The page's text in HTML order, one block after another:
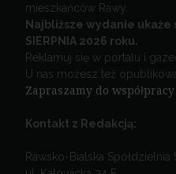
mieszkańców Rawy.
Najbliższe wydanie
SIERPNIA 2026 roku.
Reklamuj się w portalu i
U nas możesz też
Zapraszamy do współpracy.
Kontakt z Redakcją:
Rawsko-Bialska Spółdzielnia